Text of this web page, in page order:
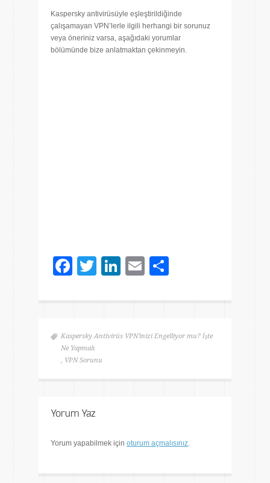
Kaspersky antivirüsüyle eşleştirildiğinde
çalışamayan VPN’lerle ilgili herhangi bir sorunuz
veya öneriniz varsa, aşağıdaki yorumlar
bölümünde bize anlatmaktan çekinmeyin.
Facebook
TwitterLinkedIn
Email
Kaspersky Antivirüs VPN'inizi Engelliyor mu? İşte
Ne Yapmalı
, VPN Sorunu
Yorum Yaz
Yorum yapabilmek için oturum açmalısınız